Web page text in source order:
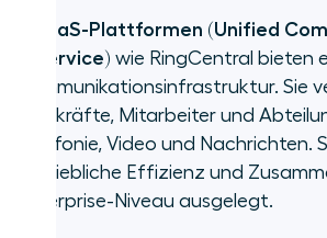
UCaaS-Plattformen (Unified
a Service) wie RingCentral bieten
Kommunikationsinfrastruktur. Sie
Lehrkräfte, Mitarbeiter und
Telefonie, Video und Nachrichten.
betriebliche Effizienz und
Enterprise-Niveau ausgelegt.